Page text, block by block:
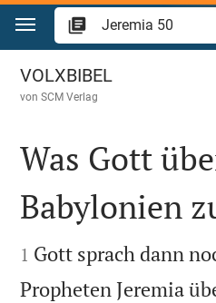
Zum Inhalt springen
Jeremia 50
VOLXBIBEL
vonSCM Verlag

Was Gott
Babylonien

1 Gott sprach dann
Propheten Jeremia